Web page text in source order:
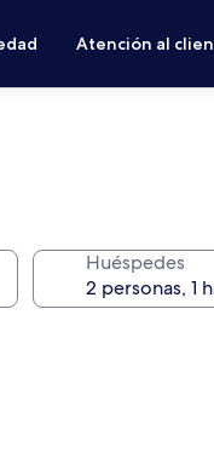
Atención al
Huéspedes